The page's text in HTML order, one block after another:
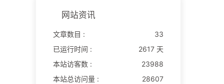
网站资讯
文章数目 :
33
已运行时间 :
2617 天
本站访客数 :
23988
本站总访问量 :
28607